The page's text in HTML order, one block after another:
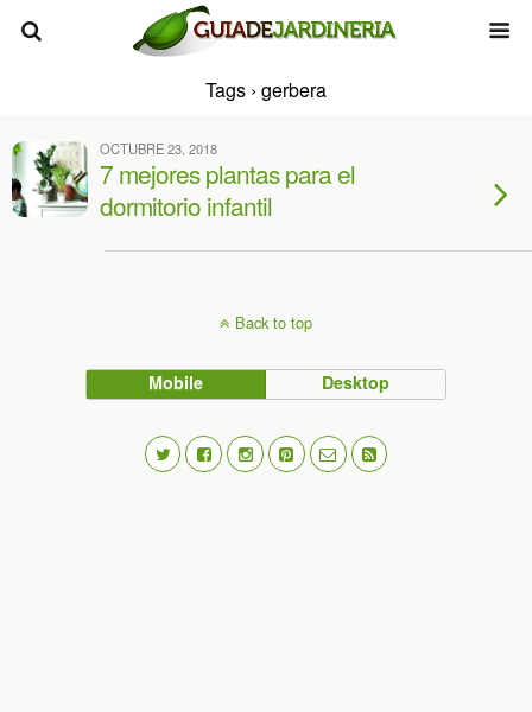
Tags › gerbera
OCTUBRE 23, 2018
7 mejores plantas para el
dormitorio infantil
Back to top
Mobile Desktop